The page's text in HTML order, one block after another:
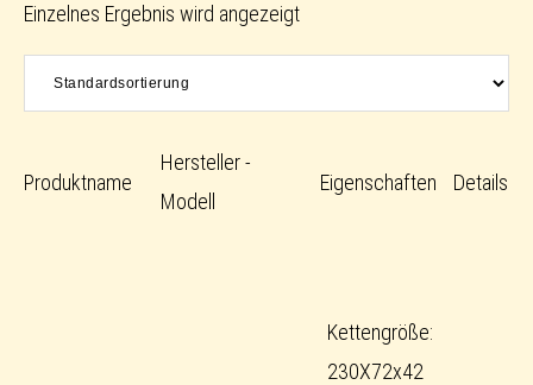
Einzelnes Ergebnis wird angezeigt
Produktname
Hersteller -
Modell
Eigenschaften Details
Kettengröße:
230X72x42